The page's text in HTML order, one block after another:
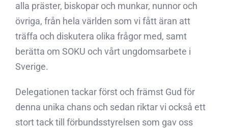
alla präster, biskopar och munkar, nunnor och
övriga, från hela världen som vi fått äran att
träffa och diskutera olika frågor med, samt
berätta om SOKU och vårt ungdomsarbete i
Sverige.
Delegationen tackar först och främst Gud för
denna unika chans och sedan riktar vi också ett
stort tack till förbundsstyrelsen som gav oss